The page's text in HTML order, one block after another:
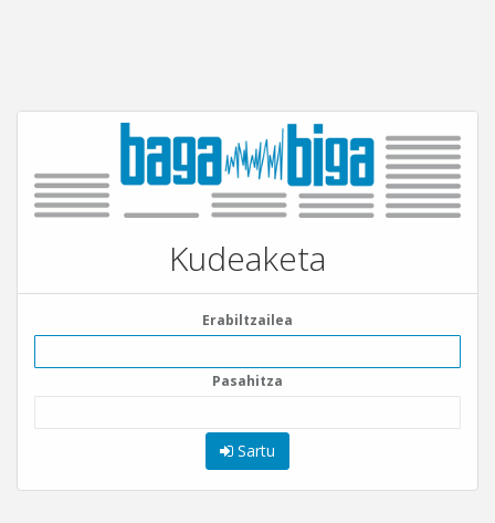
Kudeaketa
Erabiltzailea
Pasahitza
Sartu